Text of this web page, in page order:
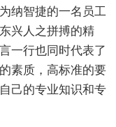
纳智捷的一名员工
兴人之拼搏的精
一行也同时代表了
素质，高标准的要
己的专业知识和专